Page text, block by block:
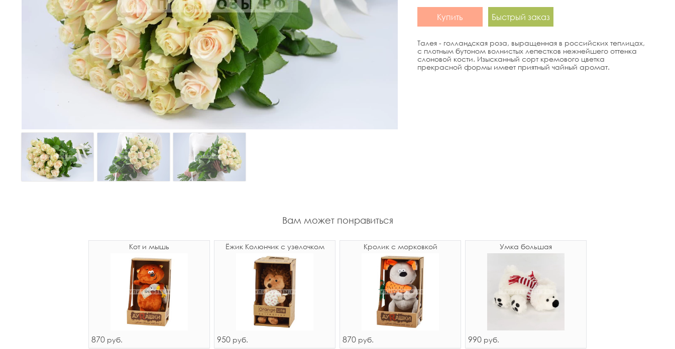
Купить Быстрый заказ
Талея - голландская роза, выращенная в российских теплицах,
с плотным бутоном волнистых лепестков нежнейшего оттенка
слоновой кости. Изысканный сорт кремового цветка
прекрасной формы имеет приятный чайный аромат.
Вам может понравиться
Кот и мышь
870 руб.
Ёжик Колюнчик с узелочком
950 руб.
Кролик с морковкой
870 руб.
Умка большая
990 руб.